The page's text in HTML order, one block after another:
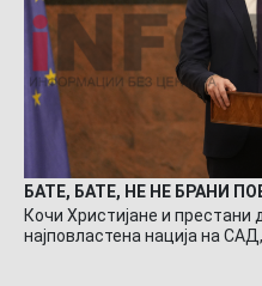
БАТЕ, БАТЕ, НЕ НЕ БРАНИ
Кочи Христијане и престани
најповластена нација на